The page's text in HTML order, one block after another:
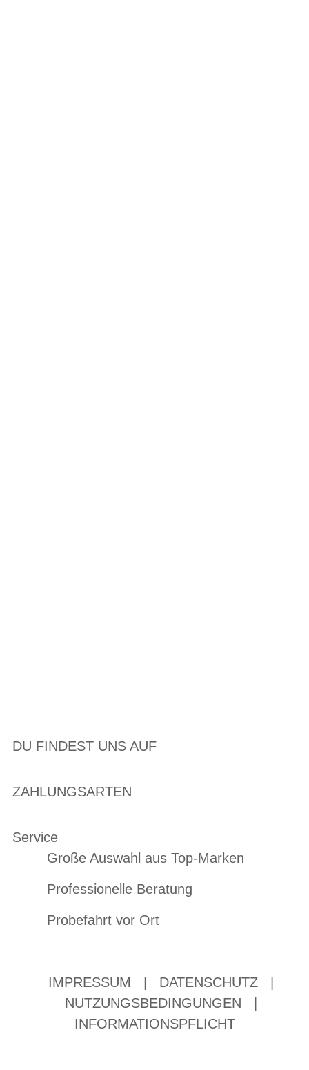
DU FINDEST UNS AUF
ZAHLUNGSARTEN
Service
Große Auswahl aus Top-Marken
Professionelle Beratung
Probefahrt vor Ort
IMPRESSUM DATENSCHUTZ
NUTZUNGSBEDINGUNGEN
INFORMATIONSPFLICHT